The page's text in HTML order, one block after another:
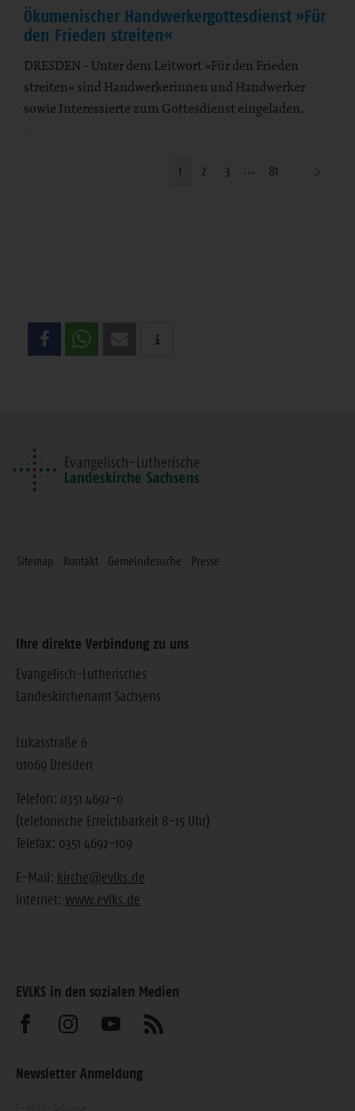
Ökumenischer Handwerkergottesdienst »Für
den Frieden streiten«
DRESDEN - Unter dem Leitwort »Für den Frieden
streiten« sind Handwerkerinnen und Handwerker
sowie Interessierte zum Gottesdienst eingeladen.
1 2 3 81
Teilen
Sie
Sitemap Kontakt Gemeindesuche Presse
Ihre direkte Verbindung zu uns
Evangelisch-Lutherisches
Landeskirchenamt Sachsens
Lukasstraße 6
01069 Dresden
Telefon: 0351 4692-0
(telefonische Erreichbarkeit 8-15 Uhr)
Telefax: 0351 4692-109
E-Mail: kirche@evlks.de
Internet: www.evlks.de
EVLKS in den sozialen Medien
Besuchen
uns
Besuchen
uns
Besuchen
uns
Abonnieren
Newsletter Anmeldung